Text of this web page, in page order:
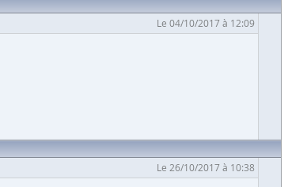
Le 04/10/2017 à 12:09
Le 26/10/2017 à 10:38